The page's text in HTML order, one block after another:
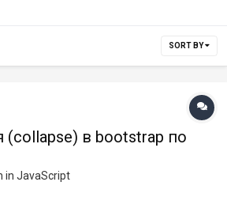
SORT BY
(collapse) в bootstrap по
in JavaScript